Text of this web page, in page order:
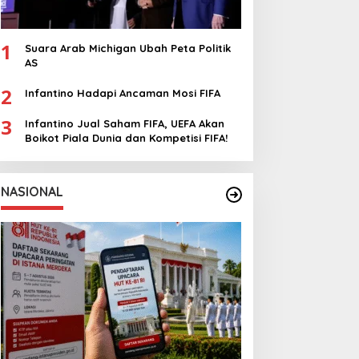
1
Suara Arab Michigan Ubah Peta Politik
AS
2 Infantino Hadapi Ancaman Mosi FIFA
3
Infantino Jual Saham FIFA, UEFA Akan
Boikot Piala Dunia dan Kompetisi FIFA!
NASIONAL